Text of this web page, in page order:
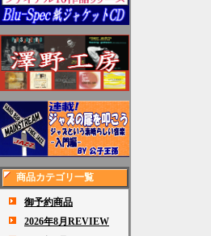
商品カテゴリ一覧
御予約商品
2026年8月REVIEW